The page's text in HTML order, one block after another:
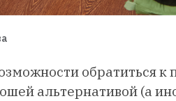
обратиться
альтернативой (а